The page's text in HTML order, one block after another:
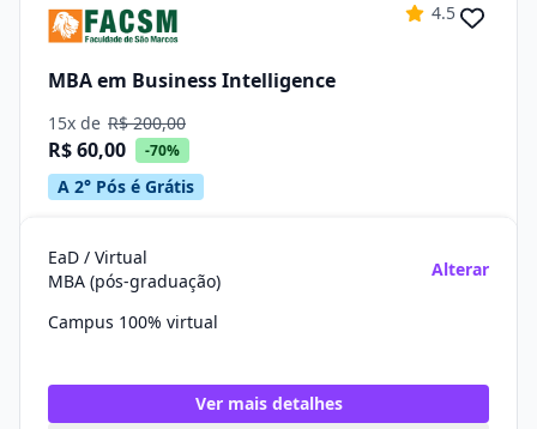
4.5
MBA em Business Intelligence
15x de R$ 200,00
R$ 60,00 -70%
A 2° Pós é Grátis
EaD / Virtual
MBA (pós-graduação)
Alterar
Campus 100% virtual
Ver mais detalhes